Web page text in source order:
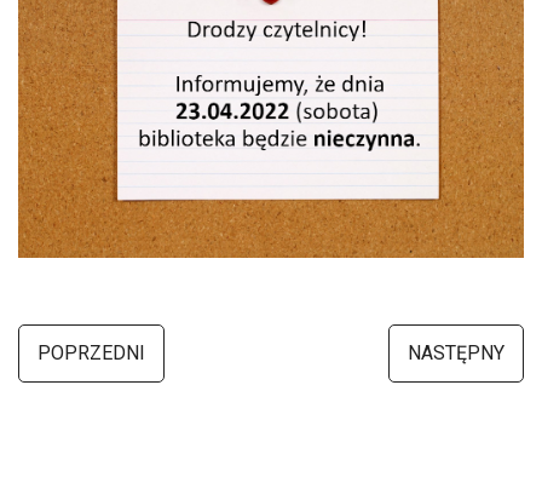
POPRZEDNI NASTĘPNY